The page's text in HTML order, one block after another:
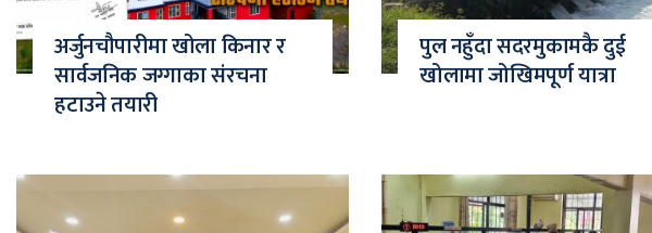
अर्जुनचौपारीमा खोला किनार र
सार्वजनिक जग्गाका संरचना
हटाउने तयारी
पुल नहुँदा सदरमुकामकै दुई
खोलामा जोखिमपूर्ण यात्रा